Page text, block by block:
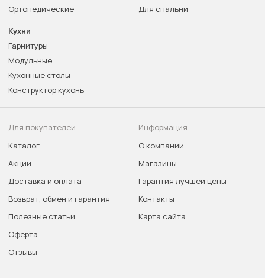
Ортопедические
Для спальни
Кухни
Гарнитуры
Модульные
Кухонные столы
Конструктор кухонь
Для покупателей
Каталог
Акции
Доставка и оплата
Возврат, обмен и гарантия
Полезные статьи
Оферта
Отзывы
Информация
О компании
Магазины
Гарантия лучшей цены
Контакты
Карта сайта